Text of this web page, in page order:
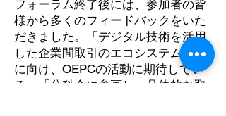
フォーラム終了後には、参加者の皆
様から多くのフィードバックをいた
だきました。「デジタル技術を活用
した企業間取引のエコシステム構築
に向け、OEPCの活動に期待してい
る」「分科会に参画し、具体的な取